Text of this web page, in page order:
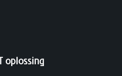
oplossing